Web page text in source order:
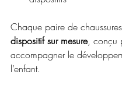
Chaque paire de
dispositif sur mesure, conçu
accompagner le
l’enfant.